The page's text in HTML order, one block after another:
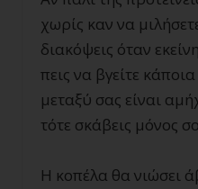
χωρίς καν να
διακόψεις όταν
πεις να βγείτε
μεταξύ σας είναι
τότε σκάβεις μόνος
Η κοπέλα θα νιώσει